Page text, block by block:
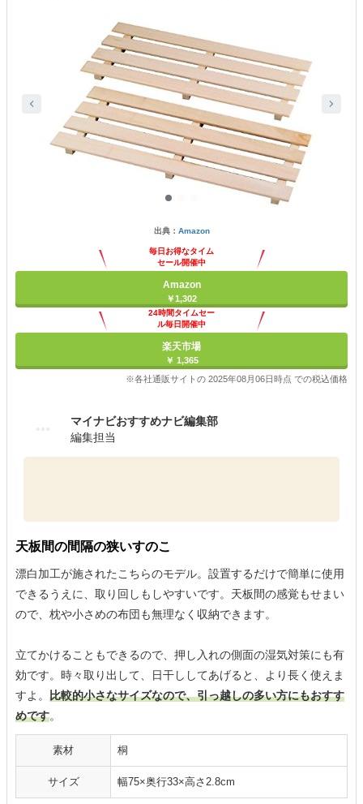
出典： Amazon
毎日お得なタイム
セール開催中
Amazon
￥1,302
24時間タイムセー
ル毎日開催中
楽天市場
￥ 1,365
※各社通販サイトの 2025年08月06日時点 での税込価格
マイナビおすすめナビ編集部
編集担当
天板間の間隔の狭いすのこ
漂白加工が施されたこちらのモデル。設置するだけで簡単に使用
できるうえに、取り回しもしやすいです。天板間の感覚もせまい
ので、枕や小さめの布団も無理なく収納できます。
立てかけることもできるので、押し入れの側面の湿気対策にも有
効です。時々取り出して、日干ししてあげると、より長く使えま
すよ。 比較的小さなサイズなので、引っ越しの多い方にもおすす
めです。
素材 桐
サイズ 幅75×奥行33×高さ2.8cm